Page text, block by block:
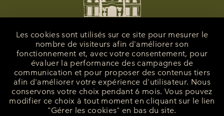
La Bastide de Saint-Tropez
25 Route des Carles
Les cookies sont utilisés sur ce site pour mesurer le
nombre de visiteurs afin d'améliorer son
fonctionnement et, avec votre consentement, pour
évaluer la performance des campagnes de
communication et pour proposer des contenus tiers
afin d'améliorer votre expérience d'utilisateur. Nous
conservons votre choix pendant 6 mois. Vous pouvez
modifier ce choix à tout moment en cliquant sur le lien
"Gérer les cookies" en bas du site.